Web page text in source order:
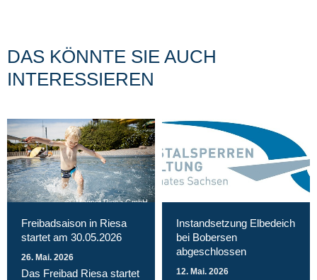
DAS KÖNNTE SIE AUCH
INTERESSIEREN
Magnet Riesa GmbH
Freibadsaison in Riesa
startet am 30.05.2026
26. Mai. 2026
Das Freibad Riesa startet
Instandsetzung Elbedeich
bei Bobersen
abgeschlossen
12. Mai. 2026